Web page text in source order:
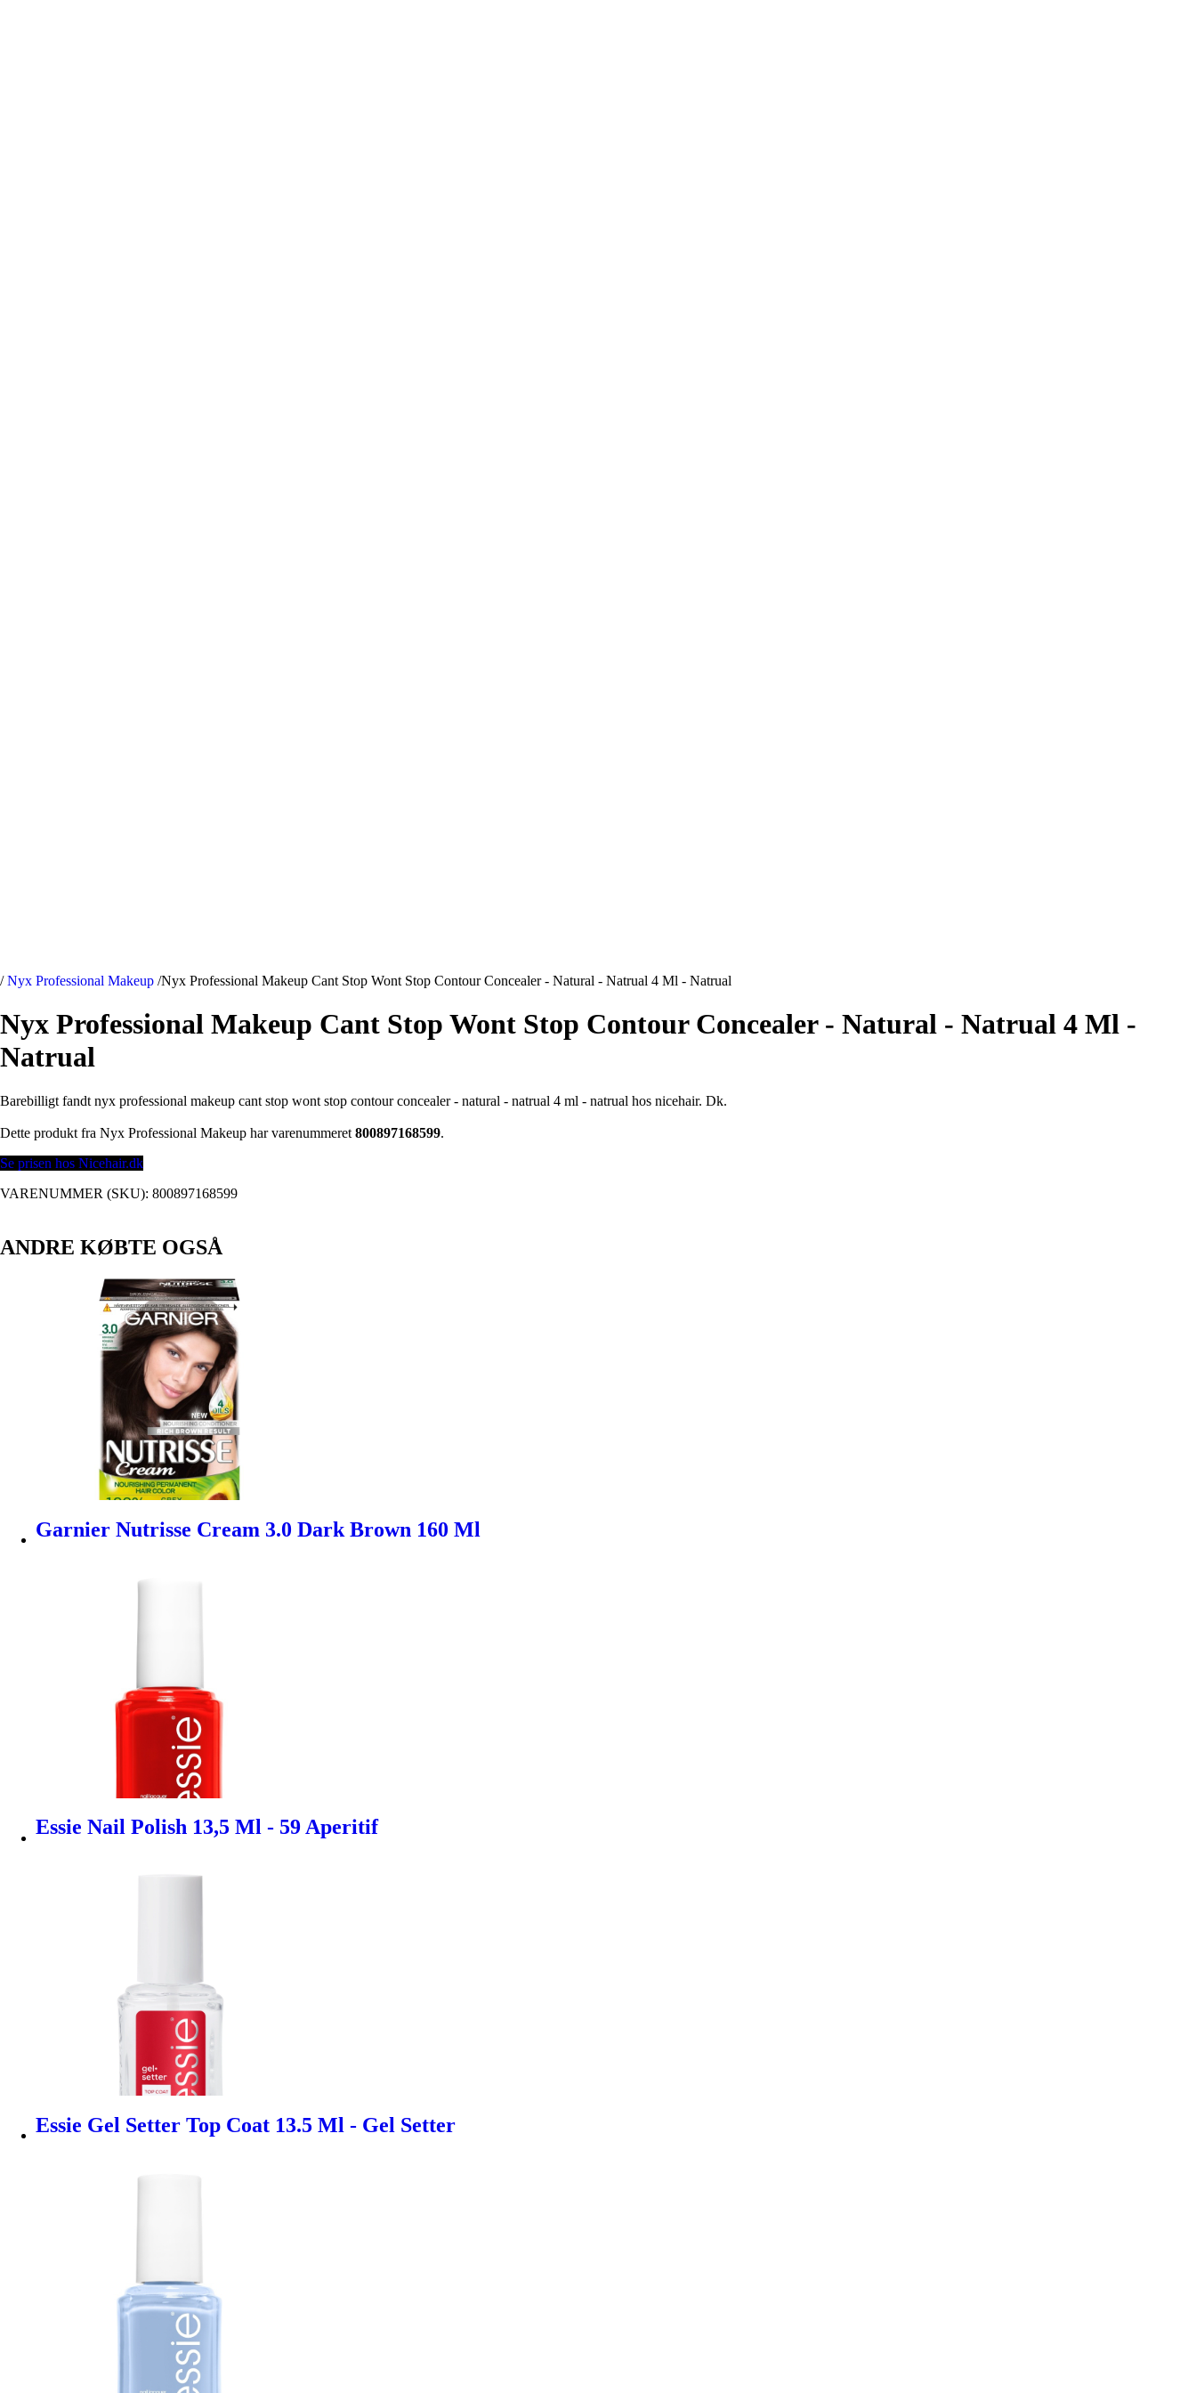
/ Nyx Professional Makeup /Nyx Professional Makeup Cant Stop Wont Stop Contour Concealer - Natural - Natrual 4 Ml - Natrual
Nyx Professional Makeup Cant Stop Wont Stop Contour Concealer - Natural - Natrual 4 Ml -
Natrual
Barebilligt fandt nyx professional makeup cant stop wont stop contour concealer - natural - natrual 4 ml - natrual hos nicehair. Dk.
Dette produkt fra Nyx Professional Makeup har varenummeret 800897168599.
Se prisen hos Nicehair.dk
VARENUMMER (SKU): 800897168599
ANDRE KØBTE OGSÅ
Garnier Nutrisse Cream 3.0 Dark Brown 160 Ml
Essie Nail Polish 13,5 Ml - 59 Aperitif
Essie Gel Setter Top Coat 13.5 Ml - Gel Setter